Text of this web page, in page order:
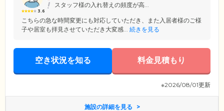
3.6
スタッフ様の入れ替えの頻度が高...
こちらの急な時間変更にも対応していただき、また入居者様のご様
子や居室も拝見させていただき大変感... 続きを見る
空き状況を知る 料金見積もり
※2026/08/01更新
施設の詳細を見る